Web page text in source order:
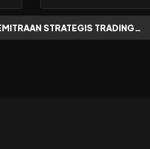
KEMITRAAN STRATEGIS TRADINGVIEW DAN UNIVERSITAS CALIFORNIA STATE FULLERTON (CSUF) UNTUK TRANSFORMASI EDUKASI KEUANGAN